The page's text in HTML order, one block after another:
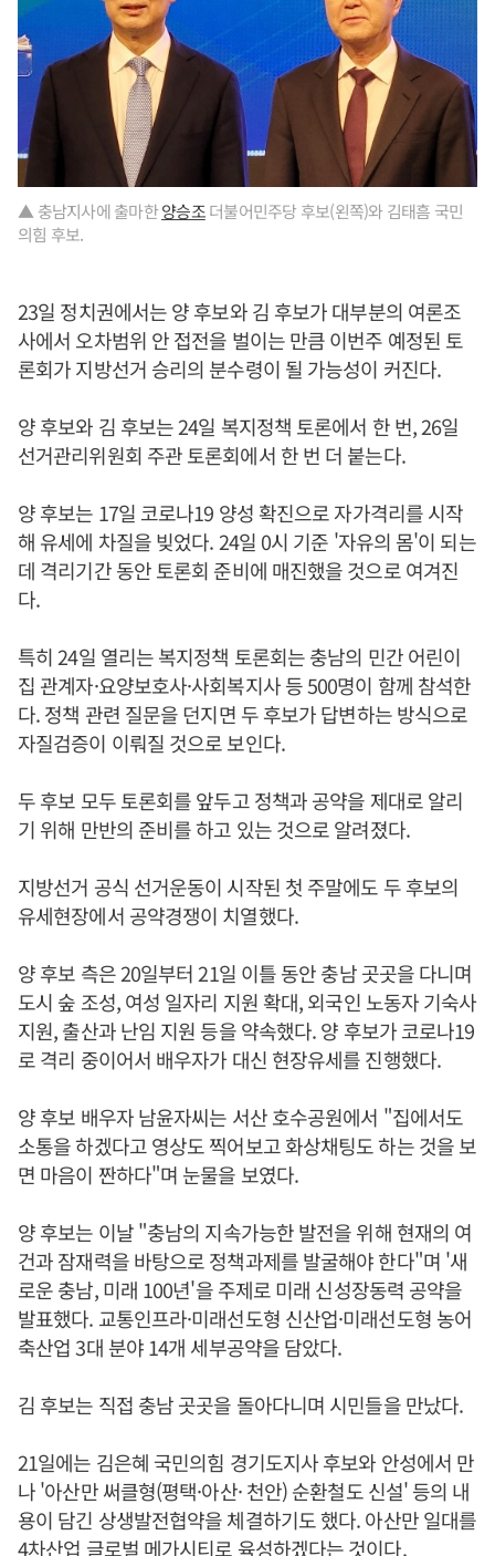
▲ 충남지사에 출마한양승조더불어민주당 후보(왼쪽)와 김태흠 국민
의힘 후보.
23일 정치권에서는 양 후보와 김 후보가 대부분의 여론조
사에서 오차범위 안 접전을 벌이는 만큼 이번주 예정된 토
론회가 지방선거 승리의 분수령이 될 가능성이 커진다.
양 후보와 김 후보는 24일 복지정책 토론에서 한 번, 26일
선거관리위원회 주관 토론회에서 한 번 더 붙는다.
양 후보는 17일 코로나19 양성 확진으로 자가격리를 시작
해 유세에 차질을 빚었다. 24일 0시 기준 '자유의 몸'이 되는
데 격리기간 동안 토론회 준비에 매진했을 것으로 여겨진
다.
특히 24일 열리는 복지정책 토론회는 충남의 민간 어린이
집 관계자·요양보호사·사회복지사 등 500명이 함께 참석한
다. 정책 관련 질문을 던지면 두 후보가 답변하는 방식으로
자질검증이 이뤄질 것으로 보인다.
두 후보 모두 토론회를 앞두고 정책과 공약을 제대로 알리
기 위해 만반의 준비를 하고 있는 것으로 알려졌다.
지방선거 공식 선거운동이 시작된 첫 주말에도 두 후보의
유세현장에서 공약경쟁이 치열했다.
양 후보 측은 20일부터 21일 이틀 동안 충남 곳곳을 다니며
도시 숲 조성, 여성 일자리 지원 확대, 외국인 노동자 기숙사
지원, 출산과 난임 지원 등을 약속했다. 양 후보가 코로나19
로 격리 중이어서 배우자가 대신 현장유세를 진행했다.
양 후보 배우자 남윤자씨는 서산 호수공원에서 "집에서도
소통을 하겠다고 영상도 찍어보고 화상채팅도 하는 것을 보
면 마음이 짠하다"며 눈물을 보였다.
양 후보는 이날 "충남의 지속가능한 발전을 위해 현재의 여
건과 잠재력을 바탕으로 정책과제를 발굴해야 한다"며 '새
로운 충남, 미래 100년'을 주제로 미래 신성장동력 공약을
발표했다. 교통인프라·미래선도형 신산업·미래선도형 농어
축산업 3대 분야 14개 세부공약을 담았다.
김 후보는 직접 충남 곳곳을 돌아다니며 시민들을 만났다.
21일에는 김은혜 국민의힘 경기도지사 후보와 안성에서 만
나 '아산만 써클형(평택·아산· 천안) 순환철도 신설' 등의 내
용이 담긴 상생발전협약을 체결하기도 했다. 아산만 일대를
4차산업 글로벌 메가시티로 육성하겠다는 것이다.